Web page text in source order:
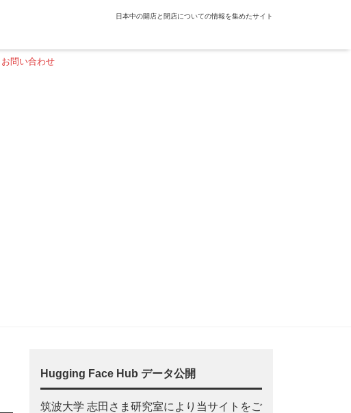
日本中の開店と閉店についての情報を集めたサイト
お問い合わせ
Hugging Face Hub データ公開
筑波大学 志田さま研究室により当サイトをご